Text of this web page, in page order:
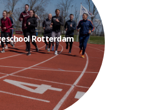
Rotterdam
ondersteunen we
met
via Hogeschool
Rotterdam. Deze
in
manuele
en sportfysiotherapie
wetenschappelijke...